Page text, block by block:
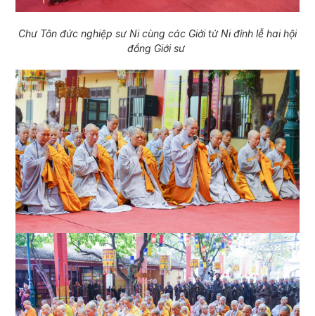
Chư Tôn đức nghiệp sư Ni cùng các Giới tử Ni đỉnh lễ hai hội
đồng Giới sư